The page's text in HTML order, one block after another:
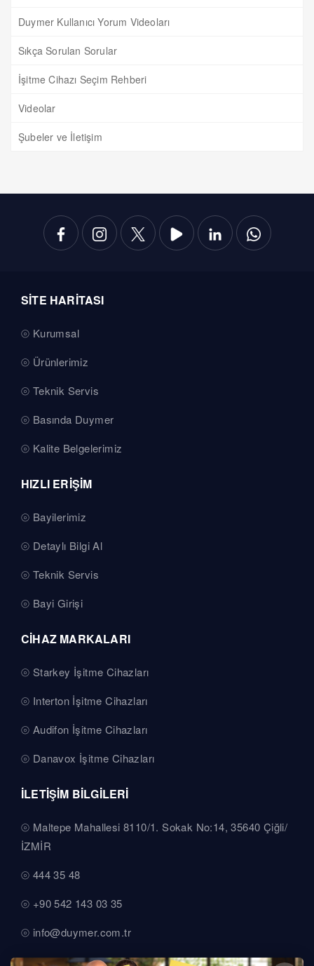
Duymer Kullanıcı Yorum Videoları
Sıkça Sorulan Sorular
İşitme Cihazı Seçim Rehberi
Videolar
Şubeler ve İletişim
SİTE HARİTASI
Kurumsal
Ürünlerimiz
Teknik Servis
Basında Duymer
Kalite Belgelerimiz
HIZLI ERİŞİM
Bayilerimiz
Detaylı Bilgi Al
Teknik Servis
Bayi Girişi
CİHAZ MARKALARI
Starkey İşitme Cihazları
Interton İşitme Cihazları
Audifon İşitme Cihazları
Danavox İşitme Cihazları
İLETİŞİM BİLGİLERİ
Maltepe Mahallesi 8110/1. Sokak No:14, 35640 Çiğli/
İZMİR
444 35 48
+90 542 143 03 35
info@duymer.com.tr